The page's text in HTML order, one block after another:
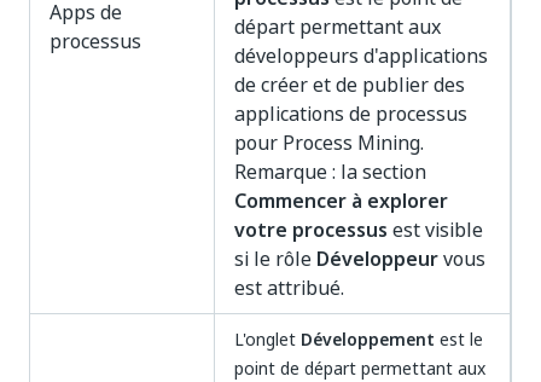
Apps de
processus
départ permettant aux
développeurs d'applications
de créer et de publier des
applications de processus
pour Process Mining.
Remarque : la section
Commencer à explorer
votre processus est visible
si le rôle Développeurvous
est attribué.
L'onglet Développement est le
point de départ permettant aux